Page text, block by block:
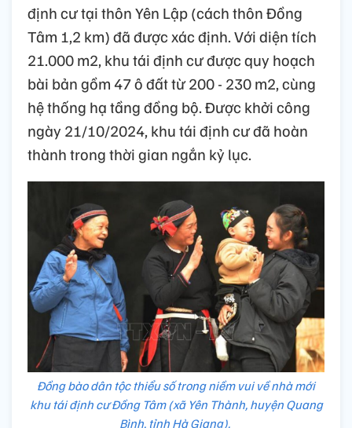
định cư tại thôn Yên Lập (cách thôn Đồng
Tâm 1,2 km) đã được xác định. Với diện tích
21.000 m2, khu tái định cư được quy hoạch
bài bản gồm 47 ô đất từ 200 - 230 m2, cùng
hệ thống hạ tầng đồng bộ. Được khởi công
ngày 21/10/2024, khu tái định cư đã hoàn
thành trong thời gian ngắn kỷ lục.
Đồng bào dân tộc thiểu số trong niềm vui về nhà mới
khu tái định cư Đồng Tâm (xã Yên Thành, huyện Quang
Bình, tỉnh Hà Giang).